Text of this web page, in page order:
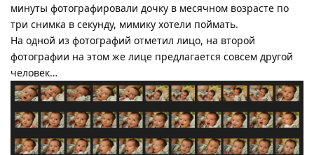
минуты фотографировали дочку в месячном возрасте по
три снимка в секунду, мимику хотели поймать.
На одной из фотографий отметил лицо, на второй
фотографии на этом же лице предлагается совсем другой
человек…